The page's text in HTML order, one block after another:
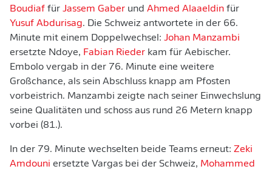
Boudiaf für Jassem Gaber und Ahmed Alaaeldin für
Yusuf Abdurisag. Die Schweiz antwortete in der 66.
Minute mit einem Doppelwechsel: Johan Manzambi
ersetzte Ndoye, Fabian Rieder kam für Aebischer.
Embolo vergab in der 76. Minute eine weitere
Großchance, als sein Abschluss knapp am Pfosten
vorbeistrich. Manzambi zeigte nach seiner Einwechslung
seine Qualitäten und schoss aus rund 26 Metern knapp
vorbei (81.).
In der 79. Minute wechselten beide Teams erneut: Zeki
Amdouni ersetzte Vargas bei der Schweiz, Mohammed